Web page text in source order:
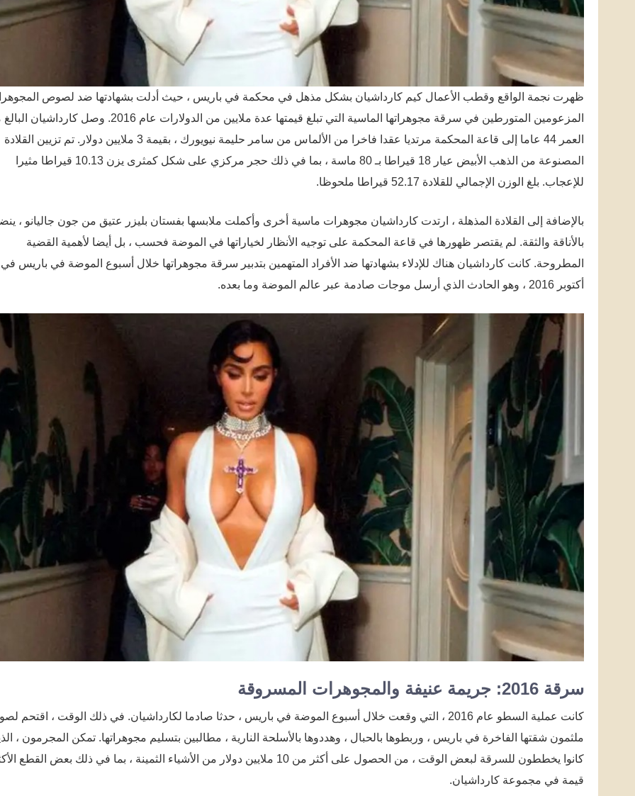
ظهرت نجمة الواقع وقطب الأعمال كيم كارداشيان بشكل مذهل في محكمة في باريس ، حيث أدلت بشهادتها ضد لصوص
المزعومين المتورطين في سرقة مجوهراتها الماسية التي تبلغ قيمتها عدة ملايين من الدولارات عام 2016. وصل
العمر 44 عاما إلى قاعة المحكمة مرتديا عقدا فاخرا من الألماس من سامر حليمة نيويورك ، بقيمة 3 ملايين دولار. تم تزيين القلادة
المصنوعة من الذهب الأبيض عيار 18 قيراطا بـ 80 ماسة ، بما في ذلك حجر مركزي على شكل كمثرى يزن 10.13 قيراطا مثيرا
للإعجاب. بلغ الوزن الإجمالي للقلادة 52.17 قيراطا ملحوظا.
بالإضافة إلى القلادة المذهلة ، ارتدت كارداشيان مجوهرات ماسية أخرى وأكملت ملابسها بفستان بليزر عتيق من جون جاليانو ،
بالأناقة والثقة. لم يقتصر ظهورها في قاعة المحكمة على توجيه الأنظار لخياراتها في الموضة فحسب ، بل أيضا لأهمية القضية
المطروحة. كانت كارداشيان هناك للإدلاء بشهادتها ضد الأفراد المتهمين بتدبير سرقة مجوهراتها خلال أسبوع الموضة في باريس في
أكتوبر 2016 ، وهو الحادث الذي أرسل موجات صادمة عبر عالم الموضة وما بعده.
سرقة 2016: جريمة عنيفة والمجوهرات المسروقة
كانت عملية السطو عام 2016 ، التي وقعت خلال أسبوع الموضة في باريس ، حدثا صادما لكارداشيان. في ذلك الوقت ، اقتحم
ملثمون شقتها الفاخرة في باريس ، وربطوها بالحبال ، وهددوها بالأسلحة النارية ، مطالبين بتسليم مجوهراتها. تمكن المجرمون ،
كانوا يخططون للسرقة لبعض الوقت ، من الحصول على أكثر من 10 ملايين دولار من الأشياء الثمينة ، بما في ذلك بعض القطع
قيمة في مجموعة كارداشيان.